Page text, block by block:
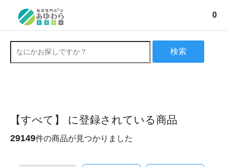
0
検索
【すべて】 に登録されている商品
29149件の商品が見つかりました